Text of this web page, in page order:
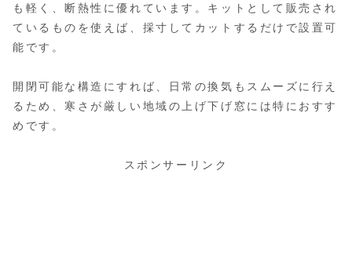
も軽く、断熱性に優れています。キットとして販売され
ているものを使えば、採寸してカットするだけで設置可
能です。
開閉可能な構造にすれば、日常の換気もスムーズに行え
るため、寒さが厳しい地域の上げ下げ窓には特におすす
めです。
スポンサーリンク